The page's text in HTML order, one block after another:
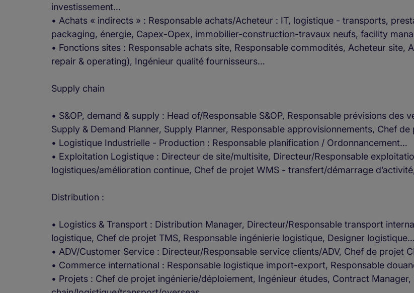
investissement…
• Achats « indirects » : Responsable achats/Acheteur : IT, logistique - transports,
packaging, énergie, Capex-Opex, immobilier-construction-travaux neufs, facility
• Fonctions sites : Responsable achats site, Responsable commodités, Acheteur site,
repair & operating), Ingénieur qualité fournisseurs…
Supply chain
• S&OP, demand & supply : Head of/Responsable S&OP, Responsable prévisions des
Supply & Demand Planner, Supply Planner, Responsable approvisionnements, Chef
• Logistique Industrielle - Production : Responsable planification / Ordonnancement…
• Exploitation Logistique : Directeur de site/multisite, Directeur/Responsable
logistiques/amélioration continue, Chef de projet WMS - transfert/démarrage
Distribution :
• Logistics & Transport : Distribution Manager, Directeur/Responsable transport
logistique, Chef de projet TMS, Responsable ingénierie logistique, Designer logistique…
• ADV/Customer Service : Directeur/Responsable service clients/ADV, Chef de projet
• Commerce international : Responsable logistique import-export, Responsable
• Projets : Chef de projet ingénierie/déploiement, Ingénieur études, Contract